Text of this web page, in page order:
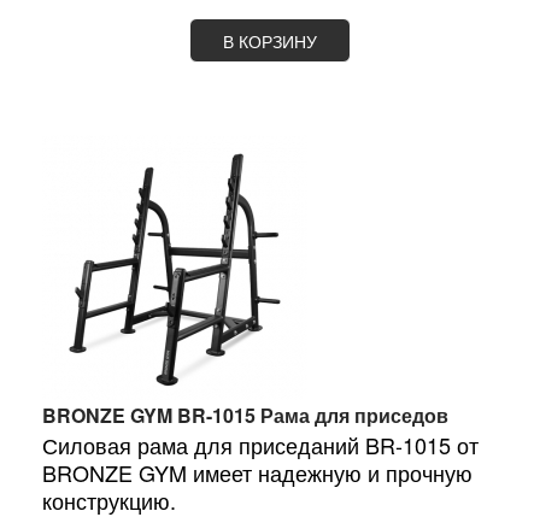
В КОРЗИНУ
BRONZE GYM BR-1015 Рама для приседов
Силовая рама для приседаний BR-1015 от
BRONZE GYM имеет надежную и прочную
конструкцию.